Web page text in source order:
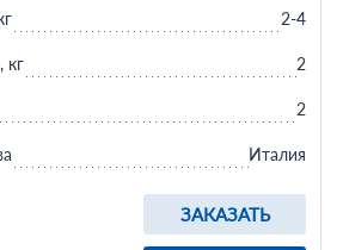
ЗАКАЗАТЬ
2-4
кг 2
2
Италия